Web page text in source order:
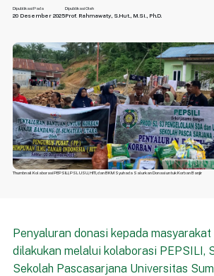
Dipublikasi Pada
20 Desember 2025
Dipublikasi Oleh
Prof. Rahmawaty, S.Hut., M.Si., Ph.D.
Thumbnail Kolaborasi PEPSILI, PSL USU, HITI, dan BKM Syuhada Salurkan Donasi untuk Korban Banjir
Penyaluran donasi kepada
dilakukan melalui kolaborasi PEPSILI,
Sekolah Pascasarjana Universitas